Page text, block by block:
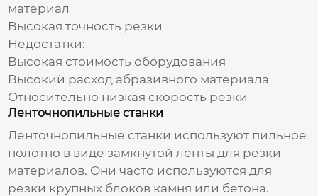
материал
Высокая точность резки
Недостатки:
Высокая стоимость оборудования
Высокий расход абразивного материала
Относительно низкая скорость резки
Ленточнопильные станки
Ленточнопильные станки используют пильное
полотно в виде замкнутой ленты для резки
материалов. Они часто используются для
резки крупных блоков камня или бетона.